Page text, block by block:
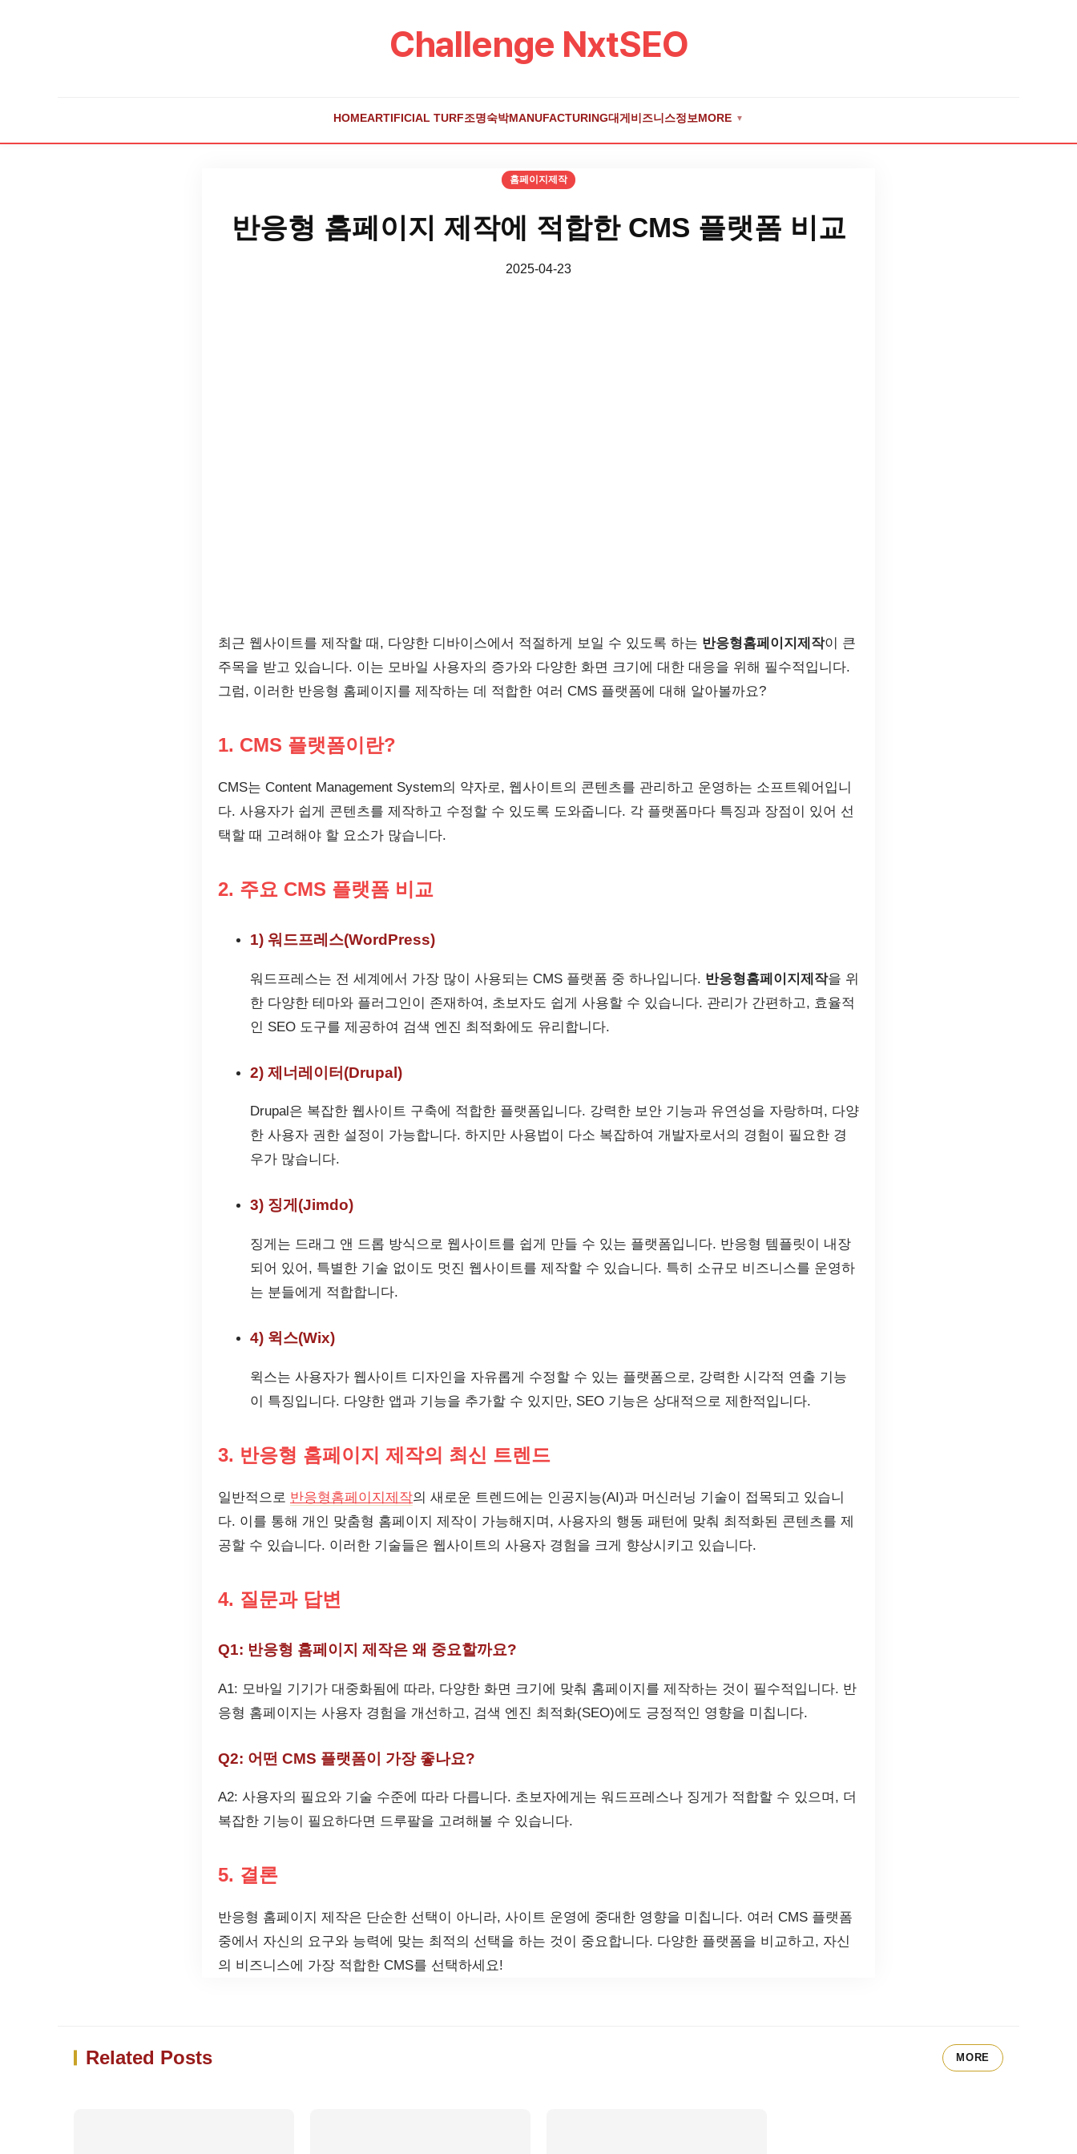
Challenge NxtSEO
HOMEARTIFICIAL TURF조명숙박MANUFACTURING대게 비즈니스정보MORE ▼
홈페이지제작
반응형 홈페이지 제작에 적합한 CMS 플랫폼 비교
2025-04-23
최근 웹사이트를 제작할 때, 다양한 디바이스에서 적절하게 보일 수 있도록 하는 반응형홈페이지제작이 큰
주목을 받고 있습니다. 이는 모바일 사용자의 증가와 다양한 화면 크기에 대한 대응을 위해 필수적입니다.
그럼, 이러한 반응형 홈페이지를 제작하는 데 적합한 여러 CMS 플랫폼에 대해 알아볼까요?
1. CMS 플랫폼이란?
CMS는 Content Management System의 약자로, 웹사이트의 콘텐츠를 관리하고 운영하는 소프트웨어입니
다. 사용자가 쉽게 콘텐츠를 제작하고 수정할 수 있도록 도와줍니다. 각 플랫폼마다 특징과 장점이 있어 선
택할 때 고려해야 할 요소가 많습니다.
2. 주요 CMS 플랫폼 비교
1) 워드프레스(WordPress)
워드프레스는 전 세계에서 가장 많이 사용되는 CMS 플랫폼 중 하나입니다. 반응형홈페이지제작을 위
한 다양한 테마와 플러그인이 존재하여, 초보자도 쉽게 사용할 수 있습니다. 관리가 간편하고, 효율적
인 SEO 도구를 제공하여 검색 엔진 최적화에도 유리합니다.
2) 제너레이터(Drupal)
Drupal은 복잡한 웹사이트 구축에 적합한 플랫폼입니다. 강력한 보안 기능과 유연성을 자랑하며, 다양
한 사용자 권한 설정이 가능합니다. 하지만 사용법이 다소 복잡하여 개발자로서의 경험이 필요한 경
우가 많습니다.
3) 징게(Jimdo)
징게는 드래그 앤 드롭 방식으로 웹사이트를 쉽게 만들 수 있는 플랫폼입니다. 반응형 템플릿이 내장
되어 있어, 특별한 기술 없이도 멋진 웹사이트를 제작할 수 있습니다. 특히 소규모 비즈니스를 운영하
는 분들에게 적합합니다.
4) 윅스(Wix)
윅스는 사용자가 웹사이트 디자인을 자유롭게 수정할 수 있는 플랫폼으로, 강력한 시각적 연출 기능
이 특징입니다. 다양한 앱과 기능을 추가할 수 있지만, SEO 기능은 상대적으로 제한적입니다.
3. 반응형 홈페이지 제작의 최신 트렌드
일반적으로 반응형홈페이지제작의 새로운 트렌드에는 인공지능(AI)과 머신러닝 기술이 접목되고 있습니
다. 이를 통해 개인 맞춤형 홈페이지 제작이 가능해지며, 사용자의 행동 패턴에 맞춰 최적화된 콘텐츠를 제
공할 수 있습니다. 이러한 기술들은 웹사이트의 사용자 경험을 크게 향상시키고 있습니다.
4. 질문과 답변
Q1: 반응형 홈페이지 제작은 왜 중요할까요?
A1: 모바일 기기가 대중화됨에 따라, 다양한 화면 크기에 맞춰 홈페이지를 제작하는 것이 필수적입니다. 반
응형 홈페이지는 사용자 경험을 개선하고, 검색 엔진 최적화(SEO)에도 긍정적인 영향을 미칩니다.
Q2: 어떤 CMS 플랫폼이 가장 좋나요?
A2: 사용자의 필요와 기술 수준에 따라 다릅니다. 초보자에게는 워드프레스나 징게가 적합할 수 있으며, 더
복잡한 기능이 필요하다면 드루팔을 고려해볼 수 있습니다.
5. 결론
반응형 홈페이지 제작은 단순한 선택이 아니라, 사이트 운영에 중대한 영향을 미칩니다. 여러 CMS 플랫폼
중에서 자신의 요구와 능력에 맞는 최적의 선택을 하는 것이 중요합니다. 다양한 플랫폼을 비교하고, 자신
의 비즈니스에 가장 적합한 CMS를 선택하세요!
Related Posts MORE